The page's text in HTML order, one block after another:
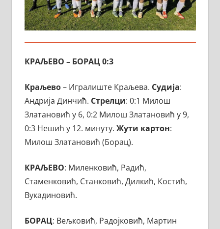
КРАЉЕВО – БОРАЦ 0:3
Краљево– Игралиште Краљева. Судија:
Андрија Динчић. Стрелци: 0:1 Милош
Златановић у 6, 0:2 Милош Златановић у 9,
0:3 Нешић у 12. минуту. Жути картон:
Милош Златановић (Борац).
КРАЉЕВО: Миленковић, Радић,
Стаменковић, Станковић, Дилкић, Костић,
Вукадиновић.
БОРАЦ: Вељковић, Радојковић, Мартин